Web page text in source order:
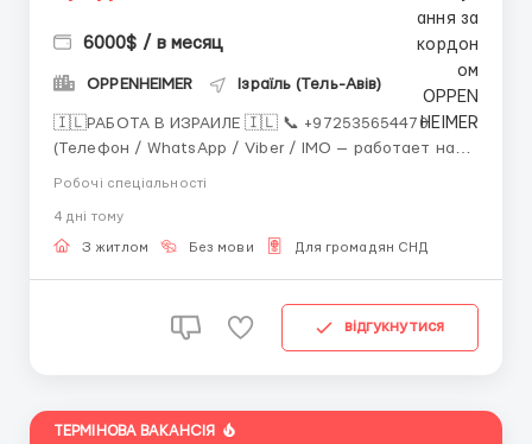
6000$ / в месяц
OPPENHEIMER Ізраїль (Тель-Авів)
🇮🇱РАБОТА В ИЗРАИЛЕ 🇮🇱 📞 +972535654470
(Телефон / WhatsApp / Viber / IMO — работает на
Хотите уверенность в завтрашнем дне? Хотите
жить и работать в Израиле? Тогда свяжитесь с нами
Робочі спеціальності
4 днi тому
З житлом Без мови Для громадян СНД
відгукнутися
ТЕРМІНОВА ВАКАНСІЯ